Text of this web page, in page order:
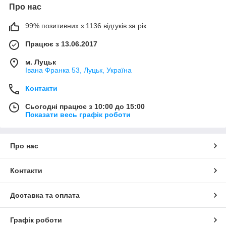
Про нас
99% позитивних з 1136 відгуків за рік
Працює з 13.06.2017
м. Луцьк
Івана Франка 53, Луцьк, Україна
Контакти
Сьогодні працює з 10:00 до 15:00
Показати весь графік роботи
Про нас
Контакти
Доставка та оплата
Графік роботи